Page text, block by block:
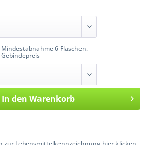
Mindestabnahme 6 Flaschen.
Gebindepreis
In den Warenkorb